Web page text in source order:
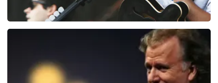
BESTEL NU